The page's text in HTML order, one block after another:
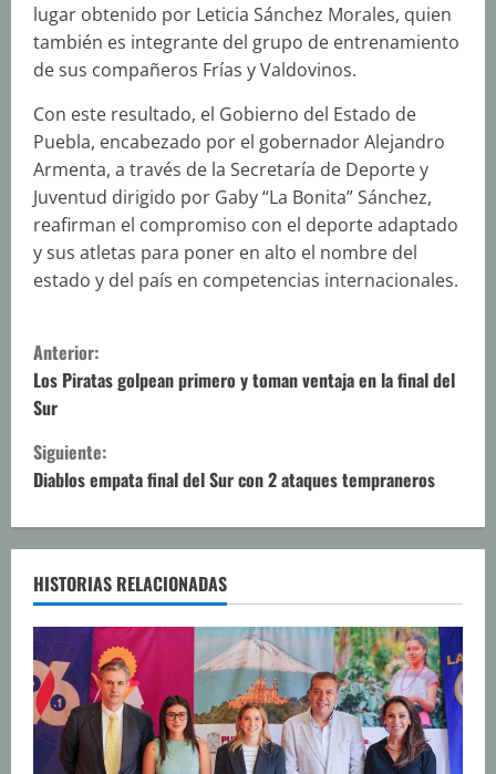
lugar obtenido por Leticia Sánchez Morales, quien
también es integrante del grupo de entrenamiento
de sus compañeros Frías y Valdovinos.
Con este resultado, el Gobierno del Estado de
Puebla, encabezado por el gobernador Alejandro
Armenta, a través de la Secretaría de Deporte y
Juventud dirigido por Gaby “La Bonita” Sánchez,
reafirman el compromiso con el deporte adaptado
y sus atletas para poner en alto el nombre del
estado y del país en competencias internacionales.
S
i
g
u
e
l
e
y
e
Anterior:
Los Piratas golpean primero y toman ventaja en la final del
Sur
Siguiente:
Diablos empata final del Sur con 2 ataques tempraneros
HISTORIAS RELACIONADAS